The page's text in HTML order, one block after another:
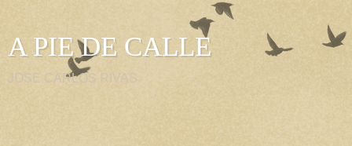
A PIE DE CALLE
JOSE CARLOS RIVAS